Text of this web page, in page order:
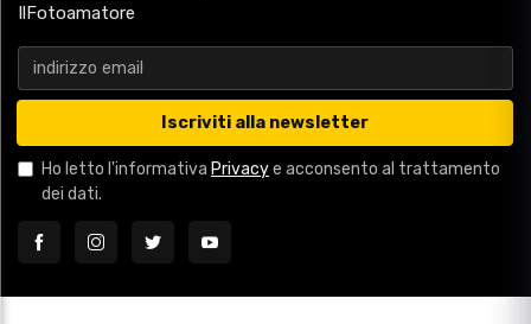
IlFotoamatore
Iscriviti alla newsletter
Ho letto l'informativa Privacye acconsento al trattamento
dei dati.